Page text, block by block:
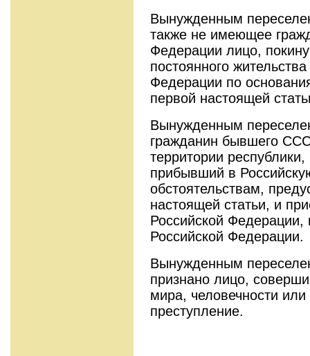
Вынужденным
также не имеющее
Федерации лицо,
постоянного
Федерации по
первой настоящей
Вынужденным
гражданин бывшего
территории
прибывший в
обстоятельствам,
настоящей статьи, и
Российской Федерации,
Российской Федерации.
Вынужденным
признано лицо,
мира, человечности
преступление.